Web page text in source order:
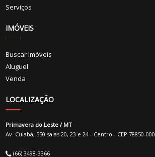
Serviços
IMÓVEIS
Buscar Imóveis
Aluguel
Venda
LOCALIZAÇÃO
Primavera do Leste / MT
Av. Cuiabá, 550 salas 20, 23 e 24 - Centro - CEP:78850-000
(66) 3498-3366